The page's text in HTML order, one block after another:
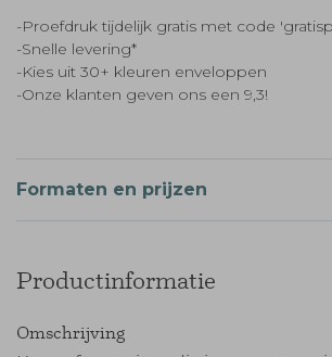
-Proefdruk tijdelijk gratis met code
-Snelle levering*
-Kies uit 30+ kleuren enveloppen
-Onze klanten geven ons een 9,3!
Formaten en prijzen
Productinformatie
Omschrijving